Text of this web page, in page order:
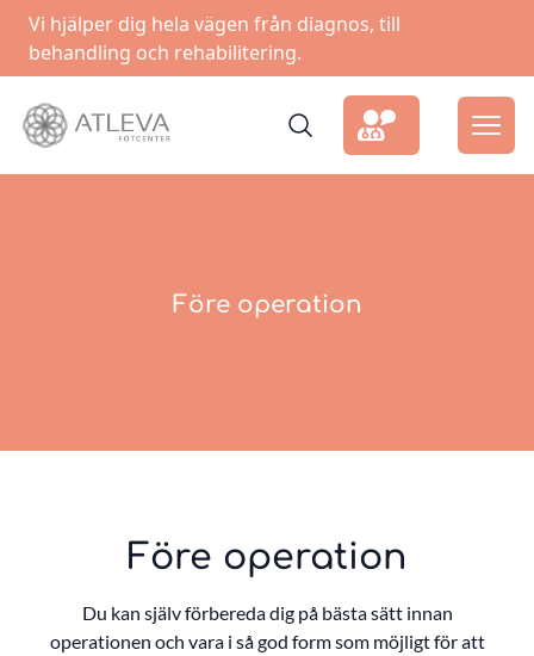
Vi hjälper dig hela vägen från diagnos, till
behandling och rehabilitering.
Före operation
Före operation
Du kan själv förbereda dig på bästa sätt innan
operationen och vara i så god form som möjligt för att